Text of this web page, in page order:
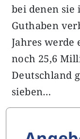
bei denen sie
Guthaben
Jahres werde
noch 25,6
Deutschland
sieben…